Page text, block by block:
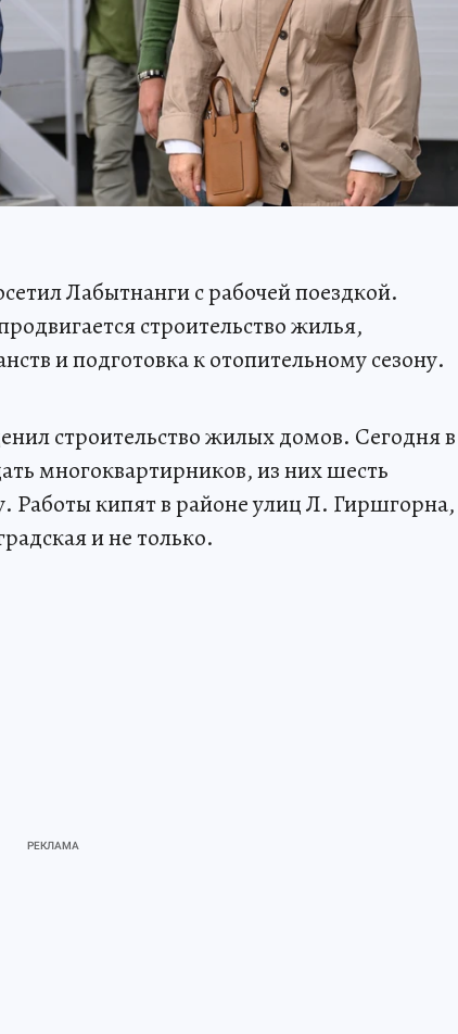
Лабытнанги с рабочей поездкой.
строительство жилья,
и подготовка к отопительному сезону.
строительство жилых домов. Сегодня в
многоквартирников, из них шесть
Работы кипят в районе улиц Л. Гиршгорна,
и не только.